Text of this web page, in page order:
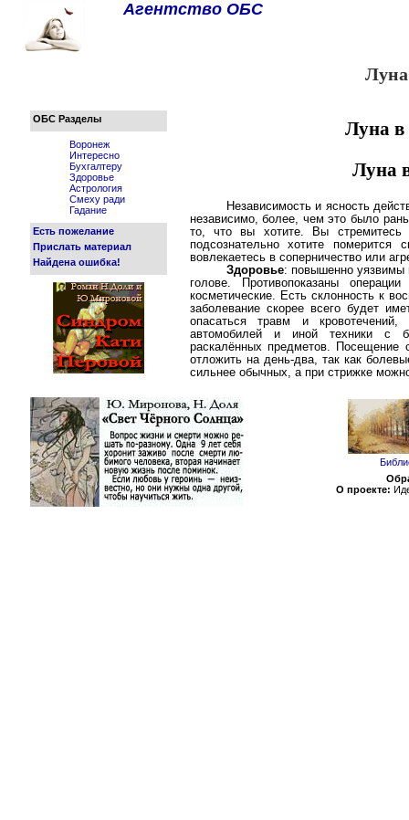
Агентство ОБС
Луна
ОБС Разделы
Воронеж
Интересно
Бухгалтеру
Здоровье
Астрология
Смеху ради
Гадание
Есть пожелание
Прислать материал
Найдена ошибка!
Луна в
Луна
Независимость и ясность
независимо, более, чем это было
то, что вы хотите. Вы стремитесь
подсознательно хотите
вовлекаетесь в соперничество или
Здоровье: повышенно уязвимы
голове. Противопоказаны
косметические. Есть склонность к
заболевание скорее всего будет
опасаться травм и
автомобилей и иной техники с
раскалённых предметов. Посещение
отложить на день-два, так как
сильнее обычных, а при стрижке
О проекте: